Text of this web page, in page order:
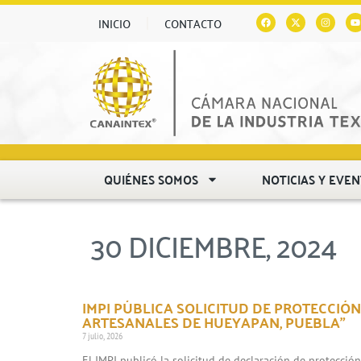
INICIO CONTACTO
QUIÉNES SOMOS NOTICIAS Y
30 DICIEMBRE, 2024
IMPI PÚBLICA SOLICITUD DE
ARTESANALES DE HUEYAPAN, PUEBLA”
7 julio, 2026